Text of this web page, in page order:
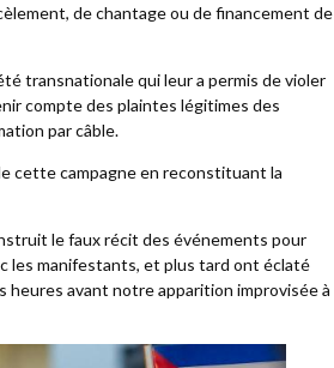
de chantage ou de financement de
transnationale qui leur a permis de violer
compte des plaintes légitimes des
par câble.
cette campagne en reconstituant la
le faux récit des événements pour
les manifestants, et plus tard ont éclaté
heures avant notre apparition improvisée à